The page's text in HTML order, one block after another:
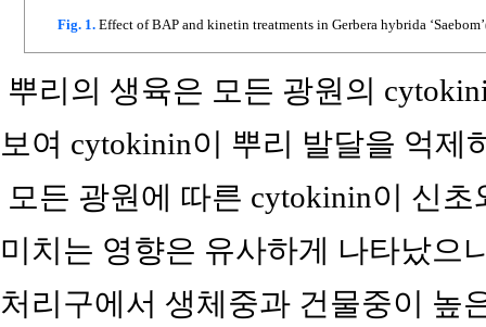
Fig. 1.Effect of BAP and kinetin treatments in Gerbera hybrida
뿌리의 생육은 모든 광원의
보여 cytokinin이 뿌리 발달을 억제
모든 광원에 따른 cytokinin이 신
미치는 영향은 유사하게 나타났으
처리구에서 생체중과 건물중이 높